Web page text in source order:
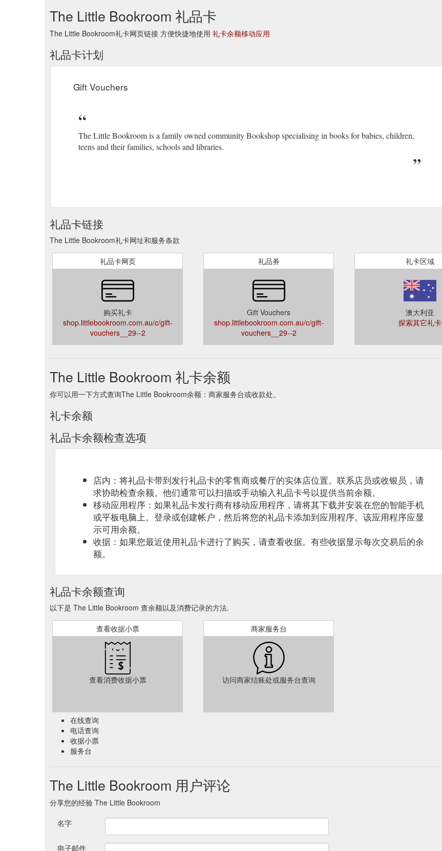
The Little Bookroom 礼品卡
The Little Bookroom礼卡网页链接 方便快捷地使用 礼卡余额移动应用
礼品卡计划
Gift Vouchers
The Little Bookroom is a family owned community Bookshop specialising in books for babies, children,
teens and their families, schools and libraries.
礼品卡链接
The Little Bookroom礼卡网址和服务条款
礼品卡网页
购买礼卡
shop.littlebookroom.com.au/c/gift-
vouchers__29--2
礼品券
Gift Vouchers
shop.littlebookroom.com.au/c/gift-
vouchers__29--2
礼卡区域
澳大利亚
探索其它礼卡
The Little Bookroom 礼卡余额
你可以用一下方式查询The Little Bookroom余额：商家服务台或收款处。
礼卡余额
礼品卡余额检查选项
店内：将礼品卡带到发行礼品卡的零售商或餐厅的实体店位置。联系店员或收银员，请
求协助检查余额。他们通常可以扫描或手动输入礼品卡号以提供当前余额。
移动应用程序：如果礼品卡发行商有移动应用程序，请将其下载并安装在您的智能手机
或平板电脑上。登录或创建帐户，然后将您的礼品卡添加到应用程序。该应用程序应显
示可用余额。
收据：如果您最近使用礼品卡进行了购买，请查看收据。有些收据显示每次交易后的余
额。
礼品卡余额查询
以下是 The Little Bookroom 查余额以及消费记录的方法.
查看收据小票
查看消费收据小票
商家服务台
访问商家结账处或服务台查询
在线查询
电话查询
收据小票
服务台
The Little Bookroom 用户评论
分享您的经验 The Little Bookroom
名字
电子邮件